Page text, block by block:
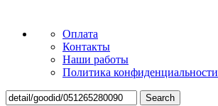
Оплата
Контакты
Наши работы
Политика конфиденциальности
Search